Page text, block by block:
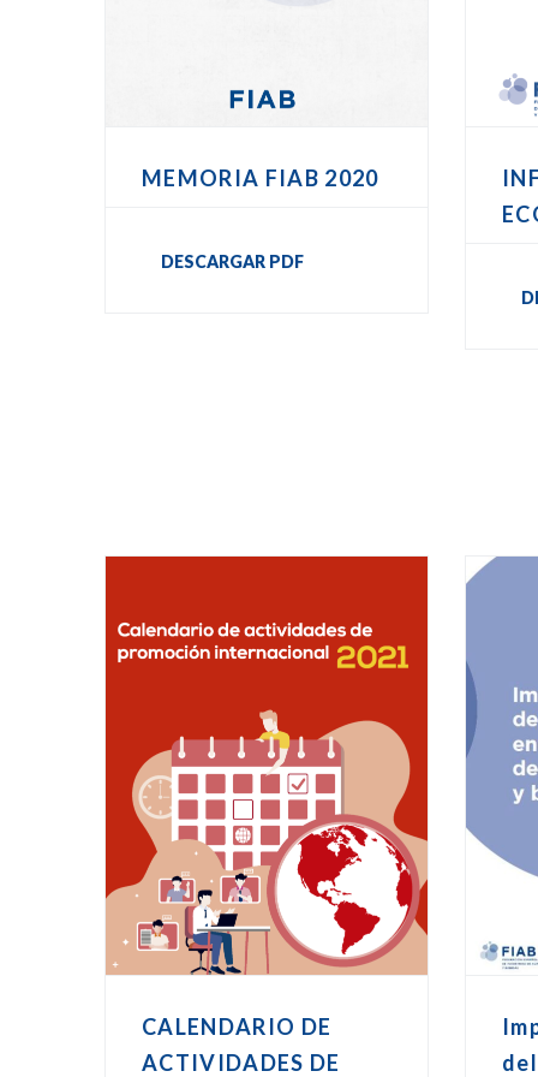
MEMORIA FIAB 2020
DESCARGAR PDF
CALENDARIO DE
ACTIVIDADES DE